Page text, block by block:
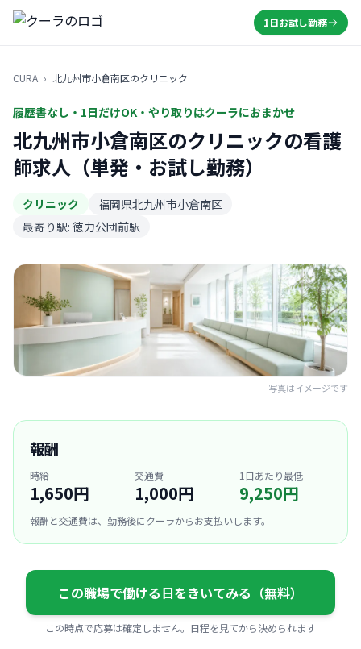
1日お試し勤務
CURA › 北九州市小倉南区のクリニック
履歴書なし・1日だけOK・やり取りはクーラにおまかせ
北九州市小倉南区のクリニックの看護
師求人（単発・お試し勤務）
クリニック
福岡県北九州市小倉南区
最寄り駅: 徳力公団前駅
写真はイメージです
報酬
時給
1,650円
交通費
1,000円
1日あたり最低
9,250円
報酬と交通費は、勤務後にクーラからお支払いします。
この職場で働ける日をきいてみる（無料）
この時点で応募は確定しません。日程を見てから決められます